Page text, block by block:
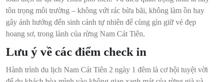
tôn trọng môi trường – không vứt rác bừa bãi, không làm ồn hay
gây ảnh hưởng đến sinh cảnh tự nhiên để cùng gìn giữ vẻ đẹp
hoang sơ, trong lành của rừng Nam Cát Tiên.
Lưu ý về các điểm check in
Hành trình du lịch Nam Cát Tiên 2 ngày 1 đêm là cơ hội tuyệt vời